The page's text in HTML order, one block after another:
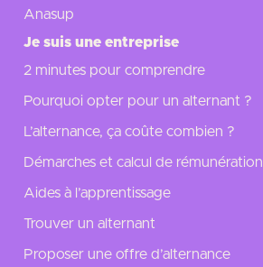
Anasup
Je suis une entreprise
2 minutes pour comprendre
Pourquoi opter pour un alternant ?
L’alternance, ça coûte combien ?
Démarches et calcul de rémunération
Aides à l’apprentissage
Trouver un alternant
Proposer une offre d’alternance